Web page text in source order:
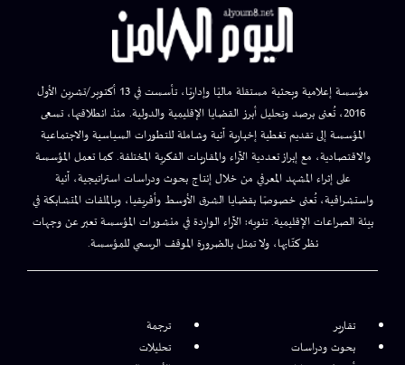
مؤسسة إعلامية وبحثية مستقلة ماليًا وإداريًا، تأسست في 13 أكتوبر/تشرين الأول
2016، تُعنى برصد وتحليل أبرز القضايا الإقليمية والدولية. منذ انطلاقتها، تسعى
المؤسسة إلى تقديم تغطية إخبارية آنية وشاملة للتطورات السياسية والاجتماعية
والاقتصادية، مع إبراز تعددية الآراء والمقاربات الفكرية المختلفة. كما تعمل المؤسسة
على إثراء المشهد المعرفي من خلال إنتاج بحوث ودراسات استراتيجية، آنية
واستشرافية، تُعنى خصوصًا بقضايا الشرق الأوسط وأفريقيا، وبالملفات المتشابكة في
بيئة الصراعات الإقليمية. تنويه: الآراء الواردة في منشورات المؤسسة تعبر عن وجهات
نظر كتّابها، ولا تمثل بالضرورة الموقف الرسمي للمؤسسة.
تقارير
ترجمة
بحوث ودراسات
تحليلات